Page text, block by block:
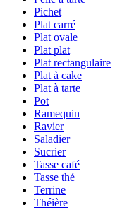
Pichet
Plat carré
Plat ovale
Plat plat
Plat rectangulaire
Plat à cake
Plat à tarte
Pot
Ramequin
Ravier
Saladier
Sucrier
Tasse café
Tasse thé
Terrine
Théière